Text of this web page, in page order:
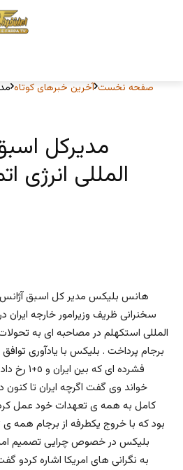
صفحه نخست آخرین خبرهای کوتاه
مدیرکل
المللی انرژی
هانس بليكس مدير كل اسبق آژانس
سخنرانی ظریف وزیرامور خارجه
المللى استکهلم در مصاحبه ای به
برجام پرداخت . بلیکس با يادآورى
فشرده اى
خواند وى گفت اگرچه ايران تا
كامل به همه ى تعهدات خود عمل
بود كه با خروج يكطرفه از برجام همه
بليكس در خصوص چرايى تصميم
به نگرانى هاى امريكا اشاره كردو